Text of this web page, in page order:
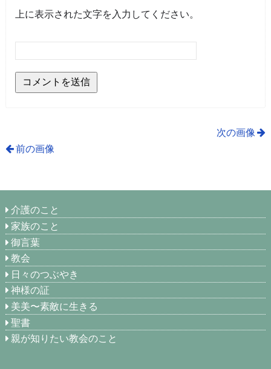
上に表示された文字を入力してください。
次の画像
前の画像
介護のこと
家族のこと
御言葉
教会
日々のつぶやき
神様の証
美美〜素敵に生きる
聖書
親が知りたい教会のこと